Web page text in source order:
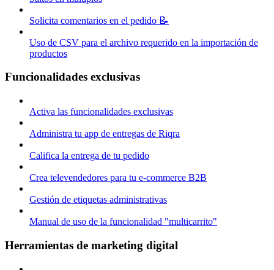
Solicita comentarios en el pedido 📝
Uso de CSV para el archivo requerido en la importación de
productos
Funcionalidades exclusivas
Activa las funcionalidades exclusivas
Administra tu app de entregas de Riqra
Califica la entrega de tu pedido
Crea televendedores para tu e-commerce B2B
Gestión de etiquetas administrativas
Manual de uso de la funcionalidad "multicarrito"
Herramientas de marketing digital